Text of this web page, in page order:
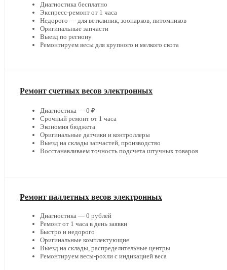
Диагностика бесплатно
Экспресс-ремонт от 1 часа
Недорого — для ветклиник, зоопарков, питомников
Оригинальные запчасти
Выезд по региону
Ремонтируем весы для крупного и мелкого скота
Ремонт счетных весов электронных
Диагностика — 0 ₽
Срочный ремонт от 1 часа
Экономия бюджета
Оригинальные датчики и контроллеры
Выезд на склады запчастей, производство
Восстанавливаем точность подсчета штучных товаров
Ремонт паллетных весов электронных
Диагностика — 0 рублей
Ремонт от 1 часа в день заявки
Быстро и недорого
Оригинальные комплектующие
Выезд на склады, распределительные центры
Ремонтируем весы-рохли с индикацией веса